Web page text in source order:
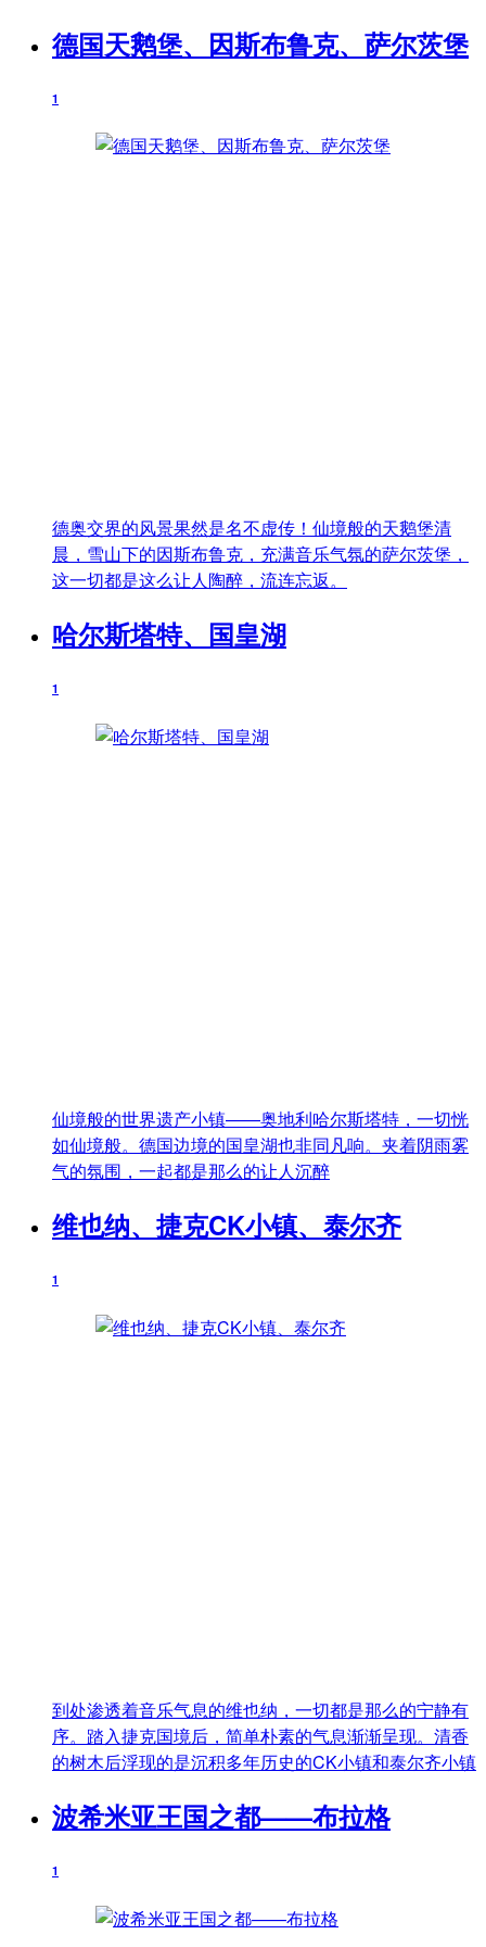
德国天鹅堡、因斯布鲁克、萨尔茨堡
1
德奥交界的风景果然是名不虚传！仙境般的天鹅堡清
晨，雪山下的因斯布鲁克，充满音乐气氛的萨尔茨堡，
这一切都是这么让人陶醉，流连忘返。
哈尔斯塔特、国皇湖
1
仙境般的世界遗产小镇——奥地利哈尔斯塔特，一切恍
如仙境般。德国边境的国皇湖也非同凡响。夹着阴雨雾
气的氛围，一起都是那么的让人沉醉
维也纳、捷克CK小镇、泰尔齐
1
到处渗透着音乐气息的维也纳，一切都是那么的宁静有
序。踏入捷克国境后，简单朴素的气息渐渐呈现。清香
的树木后浮现的是沉积多年历史的CK小镇和泰尔齐小镇
波希米亚王国之都——布拉格
1